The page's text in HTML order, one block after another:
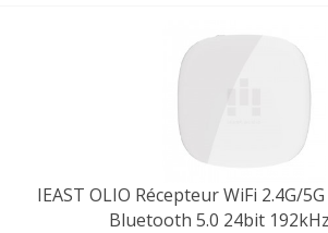
IEAST OLIO Récepteur WiFi 2.4G/
Bluetooth 5.0 24bit